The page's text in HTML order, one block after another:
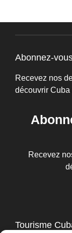
Religion à
Découvrir Cuba -
La religion à